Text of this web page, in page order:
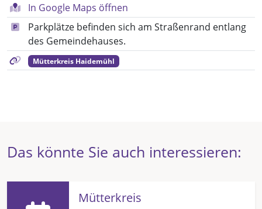
In Google Maps öffnen
Parkplätze befinden sich am Straßenrand entlang
des Gemeindehauses.
Mütterkreis Haidemühl
Das könnte Sie auch interessieren:
Mütterkreis